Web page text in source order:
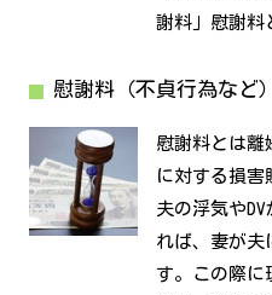
謝料」慰謝
慰謝料（不貞行為など）
慰謝料とは離
に対する損害
夫の浮気や
れば、妻が夫
す。この際に